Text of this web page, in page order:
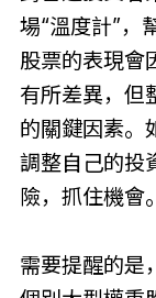
場“溫度計”，
股票的表現會
有所差異，但
的關鍵因素。
調整自己的投
險，抓住機會。
需要提醒的是